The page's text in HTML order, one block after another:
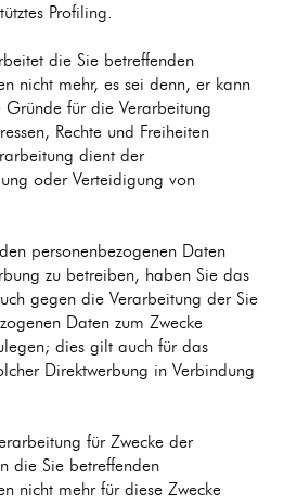
Profiling.
die Sie betreffenden
nicht mehr, es sei denn, er kann
Gründe für die Verarbeitung
Rechte und Freiheiten
dient der
oder Verteidigung von
personenbezogenen Daten
zu betreiben, haben Sie das
gegen die Verarbeitung der Sie
Daten zum Zwecke
dies gilt auch für das
Direktwerbung in Verbindung
für Zwecke der
die Sie betreffenden
nicht mehr für diese Zwecke